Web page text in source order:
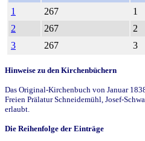
1
267 1
2
267 2
3
267 3
Hinweise zu den Kirchenbüchern
Das Original-Kirchenbuch von Januar
Freien Prälatur Schneidemühl, Josef-
erlaubt.
Die Reihenfolge der Einträge